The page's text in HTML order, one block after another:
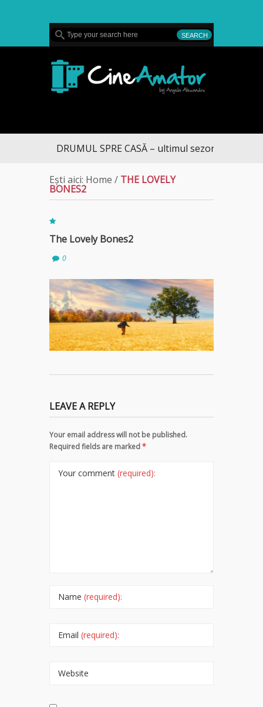
DRUMUL SPRE CASĂ – ultimul sezon te aduce la
Ești aici: Home / THE LOVELY
BONES2
The Lovely Bones2
0
LEAVE A REPLY
Your email address will not be published.
Required fields are marked*
Your comment (required):
Name (required):
Email (required):
Website